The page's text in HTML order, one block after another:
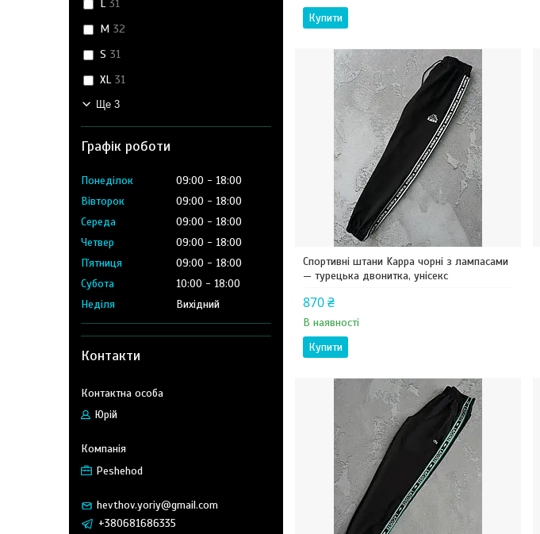
Купити
Спортивні штани Kappa чорні з лампасами
— турецька двонитка, унісекс
870 ₴
В наявності
Купити
L 31
M 32
S 31
XL 31
Ще 3
Графік роботи
Понеділок 09:00
18:00
Вівторок
09:00
18:00
Середа
09:00
18:00
Четвер
09:00
18:00
Пʼятниця
09:00
18:00
Субота
10:00
18:00
Неділя
Вихідний
Контакти
Юрій
Peshehod
hevthov.yoriy@gmail.com
+380681686335